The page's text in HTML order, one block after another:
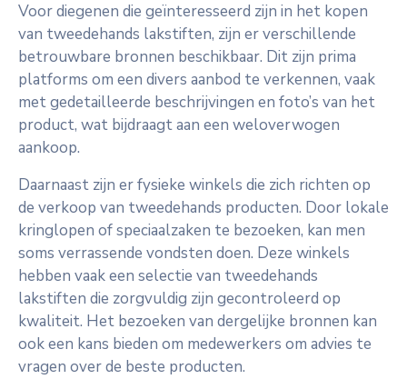
Voor diegenen die geïnteresseerd zijn in het kopen
van tweedehands lakstiften, zijn er verschillende
betrouwbare bronnen beschikbaar. Dit zijn prima
platforms om een divers aanbod te verkennen, vaak
met gedetailleerde beschrijvingen en foto’s van het
product, wat bijdraagt aan een weloverwogen
aankoop.
Daarnaast zijn er fysieke winkels die zich richten op
de verkoop van tweedehands producten. Door lokale
kringlopen of speciaalzaken te bezoeken, kan men
soms verrassende vondsten doen. Deze winkels
hebben vaak een selectie van tweedehands
lakstiften die zorgvuldig zijn gecontroleerd op
kwaliteit. Het bezoeken van dergelijke bronnen kan
ook een kans bieden om medewerkers om advies te
vragen over de beste producten.